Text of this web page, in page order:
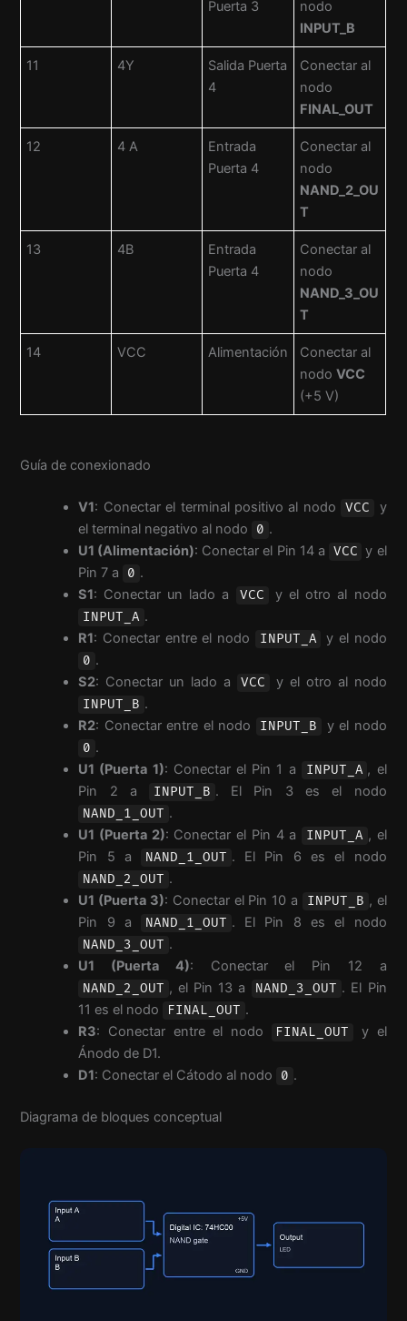
Puerta 3
nodo
INPUT_B
11 4Y
Salida Puerta
4
Conectar al
nodo
FINAL_OUT
12 4 A
Entrada
Puerta 4
Conectar al
nodo
NAND_2_OU
T
13 4B
Entrada
Puerta 4
Conectar al
nodo
NAND_3_OU
T
14 VCC Alimentación
Conectar al
nodoVCC
(+5 V)
Guía de conexionado
V1: Conectar el terminal positivo al nodo VCC
y
el terminal negativo al nodo
0 .
U1 (Alimentación): Conectar el Pin 14 a VCC y el
Pin 7 a
0 .
S1: Conectar un lado a VCC y el otro al nodo
INPUT_A .
R1: Conectar entre el nodo INPUT_A y el nodo
0 .
S2: Conectar un lado a VCC y el otro al nodo
INPUT_B .
R2: Conectar entre el nodo INPUT_B y el nodo
0 .
U1 (Puerta 1): Conectar el Pin 1 a INPUT_A , el
Pin 2 a
INPUT_B . El Pin 3 es el nodo
NAND_1_OUT .
U1 (Puerta 2): Conectar el Pin 4 a INPUT_A , el
Pin 5 a
NAND_1_OUT . El Pin 6 es el nodo
NAND_2_OUT .
U1 (Puerta 3): Conectar el Pin 10 a INPUT_B , el
Pin 9 a
NAND_1_OUT . El Pin 8 es el nodo
NAND_3_OUT .
U1 (Puerta 4): Conectar el Pin 12 a
NAND_2_OUT , el Pin 13 a NAND_3_OUT . El Pin
11 es el nodo
FINAL_OUT .
R3: Conectar entre el nodo FINAL_OUT
y el
Ánodo de D1.
D1: Conectar el Cátodo al nodo 0 .
Diagrama de bloques conceptual